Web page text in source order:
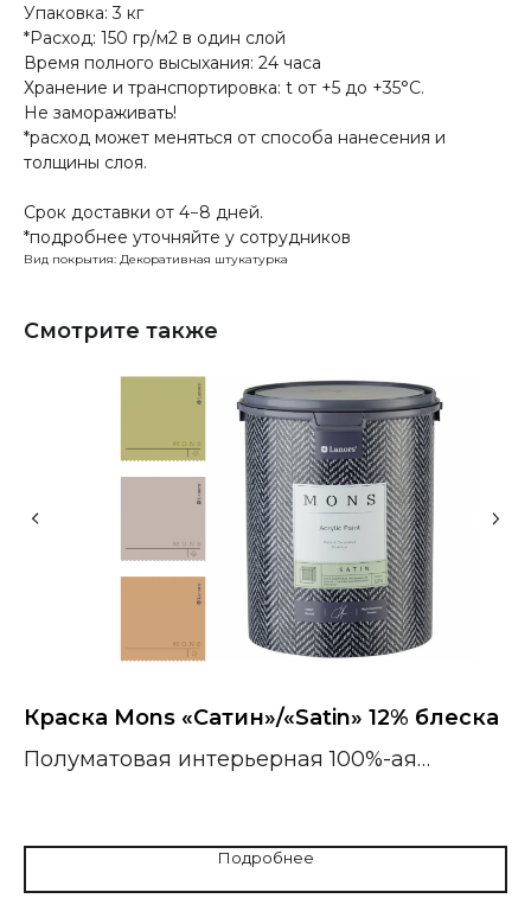
Упаковка: 3 кг
*Расход: 150 гр/м2 в один слой
Время полного высыхания: 24 часа
Хранение и транспортировка: t от +5 до +35°С.
Не замораживать!
*расход может меняться от способа нанесения и
толщины слоя.
Срок доставки от 4−8 дней.
*подробнее уточняйте у сотрудников
Вид покрытия: Декоративная штукатурка
Смотрите также
Краска Mons «Сатин»/«Satin» 12% блеска
Полуматовая интерьерная 100%-ая
Подробнее